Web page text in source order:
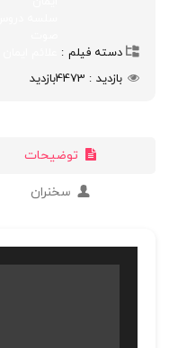
دسته فیلم
بازدید
4473بازدید
توضیحات
سخنران